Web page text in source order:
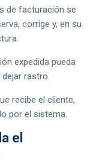
de facturación se
corrige y, en su
expedida pueda
rastro.
recibe el cliente,
por el sistema.
el